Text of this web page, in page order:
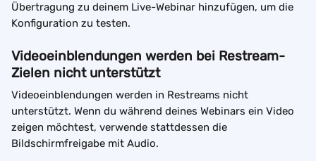
Übertragung zu deinem Live-Webinar hinzufügen, um die
Konfiguration zu testen.
Videoeinblendungen werden bei Restream-
Zielen nicht unterstützt
Videoeinblendungen werden in Restreams nicht
unterstützt. Wenn du während deines Webinars ein Video
zeigen möchtest, verwende stattdessen die
Bildschirmfreigabe mit Audio.